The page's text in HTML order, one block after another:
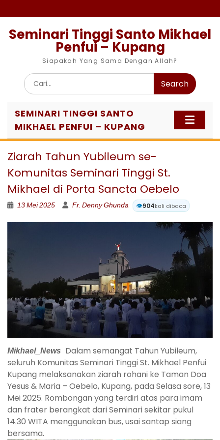
to
Seminari Tinggi Santo Mikhael
Penfui – Kupang
Siapakah Yang Sama Dengan Allah?
Search
for:
SEMINARI TINGGI SANTO
MIKHAEL PENFUI – KUPANG
Ziarah Tahun Yubileum se-
Komunitas Seminari Tinggi St.
Mikhael di Porta Sancta Oebelo
13 Mei 2025 Fr. Denny Ghunda 👁️904kali dibaca
Mikhael_News Dalam semangat Tahun Yubileum,
seluruh Komunitas Seminari Tinggi St. Mikhael Penfui
Kupang melaksanakan ziarah rohani ke Taman Doa
Yesus & Maria – Oebelo, Kupang, pada Selasa sore, 13
Mei 2025. Rombongan yang terdiri atas para imam
dan frater berangkat dari Seminari sekitar pukul
14.30 WITA menggunakan bus, usai santap siang
bersama.